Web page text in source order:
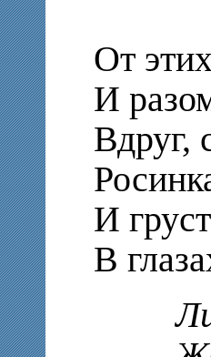
От
И
Вдруг,
И
В